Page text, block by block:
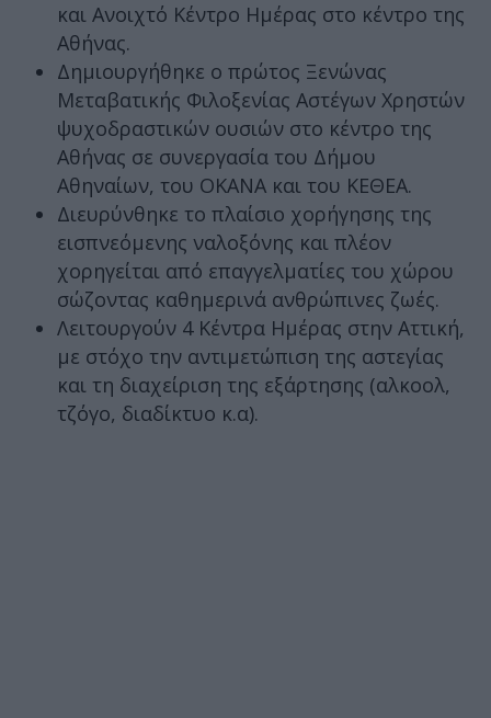
και Ανοιχτό Κέντρο Ημέρας στο κέντρο της
Αθήνας.
Δημιουργήθηκε ο πρώτος Ξενώνας
Μεταβατικής Φιλοξενίας Αστέγων Χρηστών
ψυχοδραστικών ουσιών στο κέντρο της
Αθήνας σε συνεργασία του Δήμου
Αθηναίων, του ΟΚΑΝΑ και του ΚΕΘΕΑ.
Διευρύνθηκε το πλαίσιο χορήγησης της
εισπνεόμενης ναλοξόνης και πλέον
χορηγείται από επαγγελματίες του χώρου
σώζοντας καθημερινά ανθρώπινες ζωές.
Λειτουργούν 4 Κέντρα Ημέρας στην Αττική,
με στόχο την αντιμετώπιση της αστεγίας
και τη διαχείριση της εξάρτησης (αλκοολ,
τζόγο, διαδίκτυο κ.α).